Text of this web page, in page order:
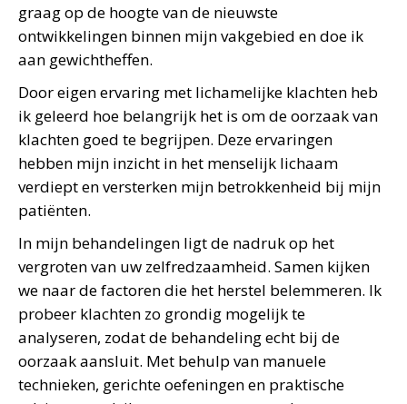
graag op de hoogte van de nieuwste
ontwikkelingen binnen mijn vakgebied en doe ik
aan gewichtheffen.
Door eigen ervaring met lichamelijke klachten heb
ik geleerd hoe belangrijk het is om de oorzaak van
klachten goed te begrijpen. Deze ervaringen
hebben mijn inzicht in het menselijk lichaam
verdiept en versterken mijn betrokkenheid bij mijn
patiënten.
In mijn behandelingen ligt de nadruk op het
vergroten van uw zelfredzaamheid. Samen kijken
we naar de factoren die het herstel belemmeren. Ik
probeer klachten zo grondig mogelijk te
analyseren, zodat de behandeling echt bij de
oorzaak aansluit. Met behulp van manuele
technieken, gerichte oefeningen en praktische